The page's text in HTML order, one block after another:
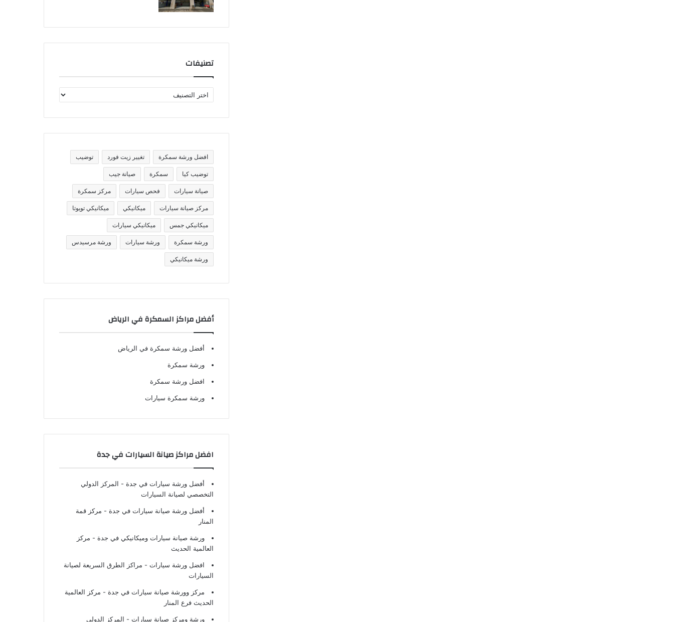
تصنيفات
ص
ف
تافضل ورشة سمكرة تغيير زيت فورد توضيب
توضيب كيا سمكرة صيانة جيب
صيانة سيارات فحص سيارات مركز سمكرة
مركز صيانة سيارات ميكانيكي ميكانيكي تويوتا
ميكانيكي جمس ميكانيكي سيارات
ورشة سمكرة ورشة سيارات ورشة مرسيدس
ورشة ميكانيكي
أفضل مراكز السمكرة في الرياض
أفضل ورشة سمكرة في الرياض
ورشة سمكرة
افضل ورشة سمكرة
ورشة سمكرة سيارات
افضل مراكز صيانة السيارات في جدة
أفضل ورشة سيارات في جدة - المركز الدولي
التخصصي لصيانة السيارات
أفضل ورشة صيانة سيارات في جدة - مركز قمة
المنار
ورشة صيانة سيارات وميكانيكي في جدة - مركز
العالمية الحديث
افضل ورشة سيارات - مراكز الطرق السريعة لصيانة
السيارات
مركز وورشة صيانة سيارات في جدة - مركز العالمية
الحديث فرع المنار
ورشة ومركز صيانة سيارات - المركز الدولي